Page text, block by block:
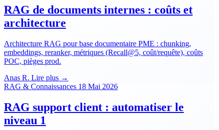
RAG de documents internes : coûts et
architecture
Architecture RAG pour base documentaire PME : chunking,
embeddings, reranker, métriques (Recall@5, coût/requête), coûts
POC, pièges prod.
Anas R. Lire plus →
RAG & Connaissances 18 Mai 2026
RAG support client : automatiser le
niveau 1